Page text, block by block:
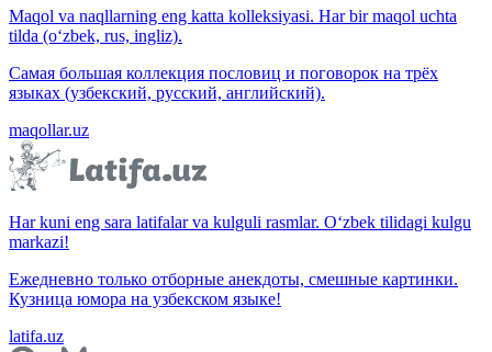
Maqol va naqllarning eng katta kolleksiyasi. Har bir maqol uchta
tilda (o‘zbek, rus, ingliz).
Самая большая коллекция пословиц и поговорок на трёх
языках (узбекский, русский, английский).
maqollar.uz
Har kuni eng sara latifalar va kulguli rasmlar. O‘zbek tilidagi kulgu
markazi!
Ежедневно только отборные анекдоты, смешные картинки.
Кузница юмора на узбекском языке!
latifa.uz